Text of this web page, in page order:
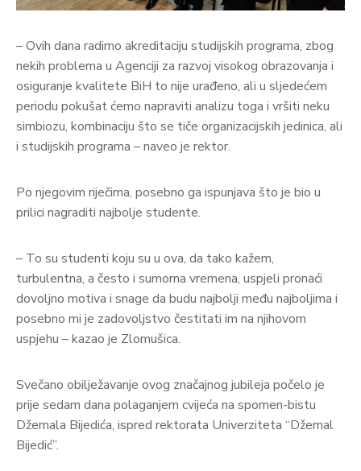
– Ovih dana radimo akreditaciju studijskih programa, zbog
nekih problema u Agenciji za razvoj visokog obrazovanja i
osiguranje kvalitete BiH to nije urađeno, ali u sljedećem
periodu pokušat ćemo napraviti analizu toga i vršiti neku
simbiozu, kombinaciju što se tiče organizacijskih jedinica, ali
i studijskih programa – naveo je rektor.
Po njegovim riječima, posebno ga ispunjava što je bio u
prilici nagraditi najbolje studente.
– To su studenti koju su u ova, da tako kažem,
turbulentna, a često i sumorna vremena, uspjeli pronaći
dovoljno motiva i snage da budu najbolji među najboljima i
posebno mi je zadovoljstvo čestitati im na njihovom
uspjehu – kazao je Zlomušica.
Svečano obilježavanje ovog značajnog jubileja počelo je
prije sedam dana polaganjem cvijeća na spomen-bistu
Džemala Bijedića, ispred rektorata Univerziteta “Džemal
Bijedić”.